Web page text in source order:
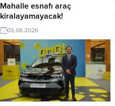
Mahalle esnafı araç
kiralayamayacak!
03.08.2026